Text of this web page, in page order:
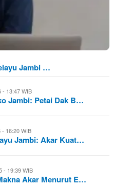
Jambi …
- 13:47 WIB
Jambi: Petai Dak B…
- 16:20 WIB
Jambi: Akar Kuat…
- 19:39 WIB
Akar Menurut E…